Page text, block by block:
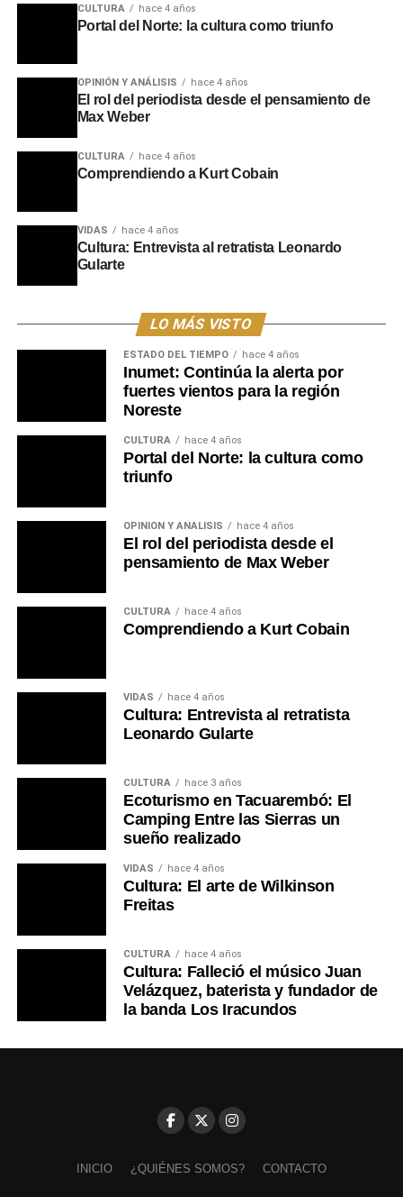
La ceremonia contó con la presencia de familiares del
además de excompañeros de trabajo y referentes de la
radiodifusión. Durante la sesión también se dieron a
conocer emotivos mensajes de adhesión enviados por
cercanos que no pudieron asistir, reafirmando el cariño y
hombre que dejó una marca indeleble con su inolvidable
mensaje:“Te quiero mucho y recordá que si vos querés,
CULTURA hace 4 años
Portal del Norte: la cultura como triunfo
OPINIÓN Y ANÁLISIS hace 4 años
El rol del periodista desde el pensamiento de
Max Weber
CULTURA hace 4 años
Comprendiendo a Kurt Cobain
VIDAS hace 4 años
Cultura: Entrevista al retratista Leonardo
Gularte
LO MÁS VISTO
ESTADO DEL TIEMPO hace 4 años
Inumet: Continúa la alerta por
fuertes vientos para la región
Noreste
CULTURA hace 4 años
Portal del Norte: la cultura como
triunfo
OPINIÓN Y ANÁLISIS hace 4 años
El rol del periodista desde el
pensamiento de Max Weber
CULTURA hace 4 años
Comprendiendo a Kurt Cobain
VIDAS hace 4 años
Cultura: Entrevista al retratista
Leonardo Gularte
CULTURA hace 3 años
Ecoturismo en Tacuarembó: El
Camping Entre las Sierras un
sueño realizado
VIDAS hace 4 años
Cultura: El arte de Wilkinson
Freitas
CULTURA hace 4 años
Cultura: Falleció el músico Juan
Velázquez, baterista y fundador de
la banda Los Iracundos
INICIO ¿QUIÉNES SOMOS? CONTACTO